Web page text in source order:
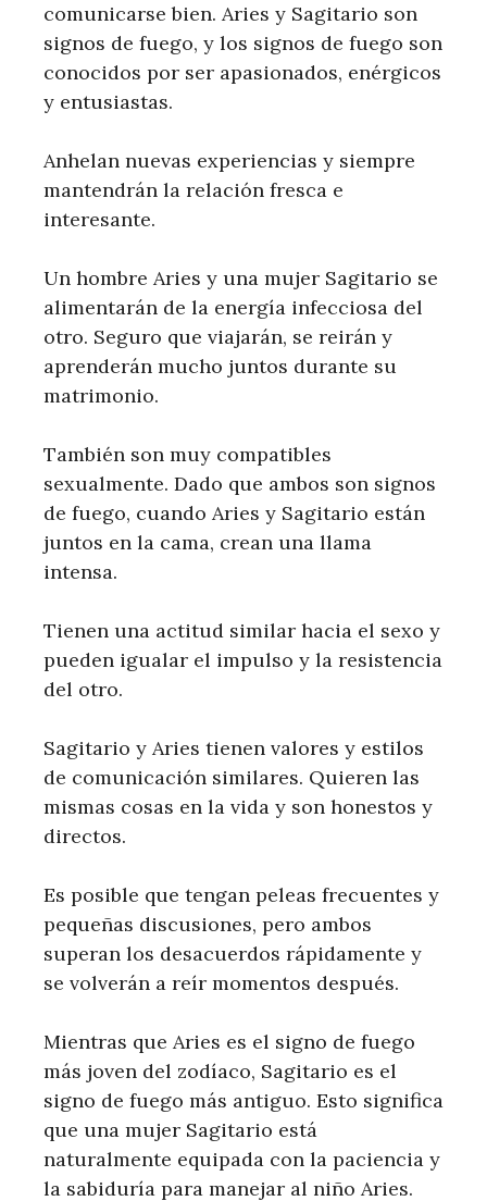
comunicarse bien. Aries y Sagitario son
signos de fuego, y los signos de fuego son
conocidos por ser apasionados, enérgicos
y entusiastas.
Anhelan nuevas experiencias y siempre
mantendrán la relación fresca e
interesante.
Un hombre Aries y una mujer Sagitario se
alimentarán de la energía infecciosa del
otro. Seguro que viajarán, se reirán y
aprenderán mucho juntos durante su
matrimonio.
También son muy compatibles
sexualmente. Dado que ambos son signos
de fuego, cuando Aries y Sagitario están
juntos en la cama, crean una llama
intensa.
Tienen una actitud similar hacia el sexo y
pueden igualar el impulso y la resistencia
del otro.
Sagitario y Aries tienen valores y estilos
de comunicación similares. Quieren las
mismas cosas en la vida y son honestos y
directos.
Es posible que tengan peleas frecuentes y
pequeñas discusiones, pero ambos
superan los desacuerdos rápidamente y
se volverán a reír momentos después.
Mientras que Aries es el signo de fuego
más joven del zodíaco, Sagitario es el
signo de fuego más antiguo. Esto significa
que una mujer Sagitario está
naturalmente equipada con la paciencia y
la sabiduría para manejar al niño Aries.